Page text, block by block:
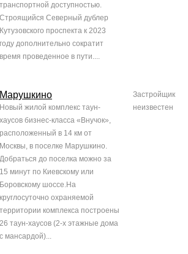
транспортной доступностью.
Строящийся Северный дублер
Кутузовского проспекта к 2023
году дополнительно сократит
время проведенное в пути....
Марушкино
Новый жилой комплекс таун-
хаусов бизнес-класса «Внучок»,
расположенный в 14 км от
Москвы, в поселке Марушкино.
Добраться до поселка можно за
15 минут по Киевскому или
Боровскому шоссе.На
круглосуточно охраняемой
территории комплекса построены
26 таун-хаусов (2-х этажные дома
с мансардой)...
Застройщик
неизвестен